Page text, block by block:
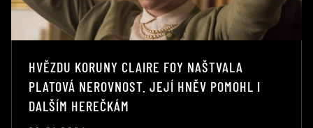
HVĚZDU KORUNY CLAIRE FOY NAŠTVALA
PLATOVÁ NEROVNOST. JEJÍ HNĚV POMOHL I
DALŠÍM HEREČKÁM